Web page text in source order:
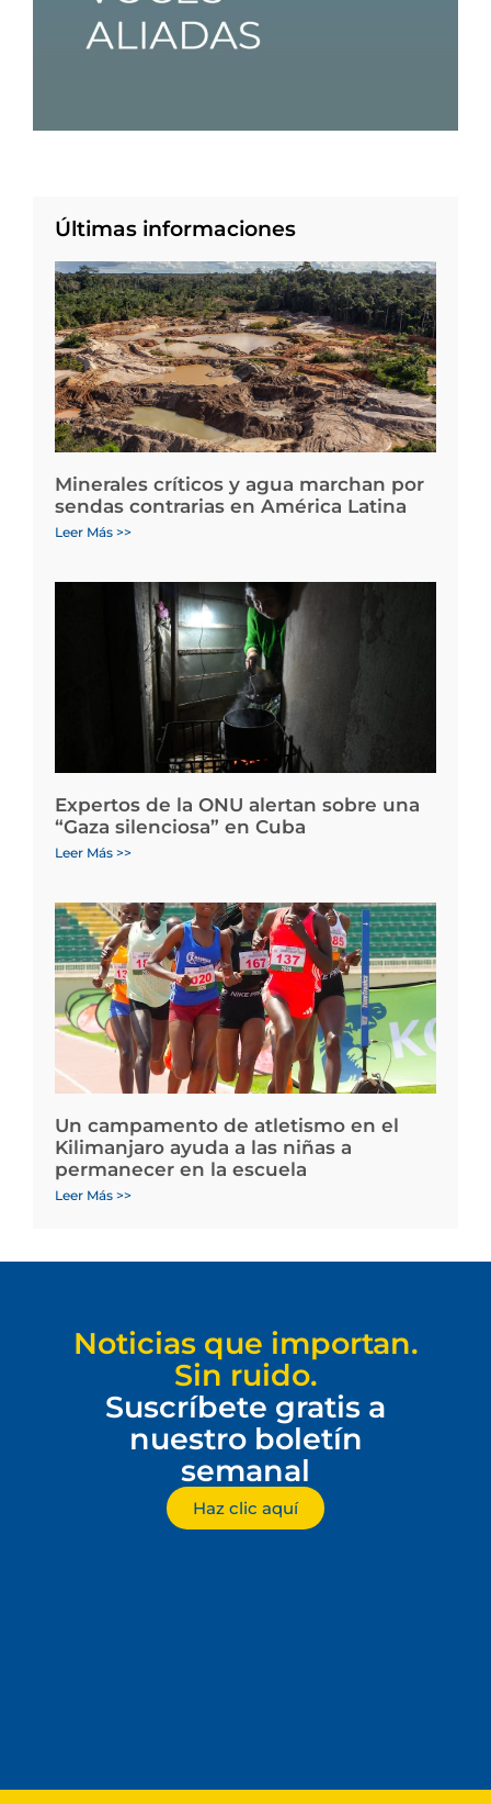
Últimas informaciones
Minerales críticos y agua marchan por
sendas contrarias en América Latina
Leer Más >>
Expertos de la ONU alertan sobre una
“Gaza silenciosa” en Cuba
Leer Más >>
Un campamento de atletismo en el
Kilimanjaro ayuda a las niñas a
permanecer en la escuela
Leer Más >>
Noticias que importan.
Sin ruido.
Suscríbete gratis a
nuestro boletín
semanal
Haz clic aquí